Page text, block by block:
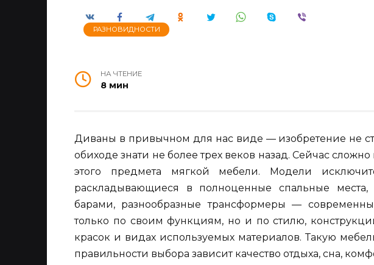
РАЗНОВИДНОСТИ
НА ЧТЕНИЕ
8 мин
Диваны в привычном для нас виде — изобретение не
обиходе знати не более трех веков назад. Сейчас
этого предмета мягкой мебели. Модели
раскладывающиеся в полноценные спальные
барами, разнообразные трансформеры —
только по своим функциям, но и по стилю,
красок и видах используемых материалов. Такую
правильности выбора зависит качество отдыха, сна,